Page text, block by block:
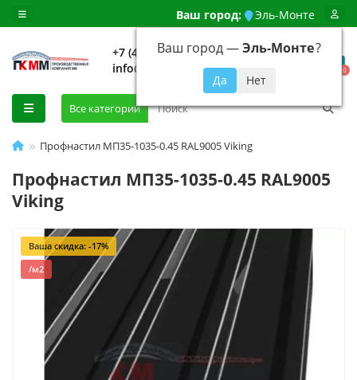
Ваш город: Эль-Монте
Ваш город —Эль-Монте?
+7 (499) 648-92-94
info@evroshtaketnikmoskva.ru
0
Все категории
Профнастил МП35-1035-0.45 RAL9005 Viking
Профнастил МП35-1035-0.45 RAL9005
Viking
Ваша скидка: -17%
/м2